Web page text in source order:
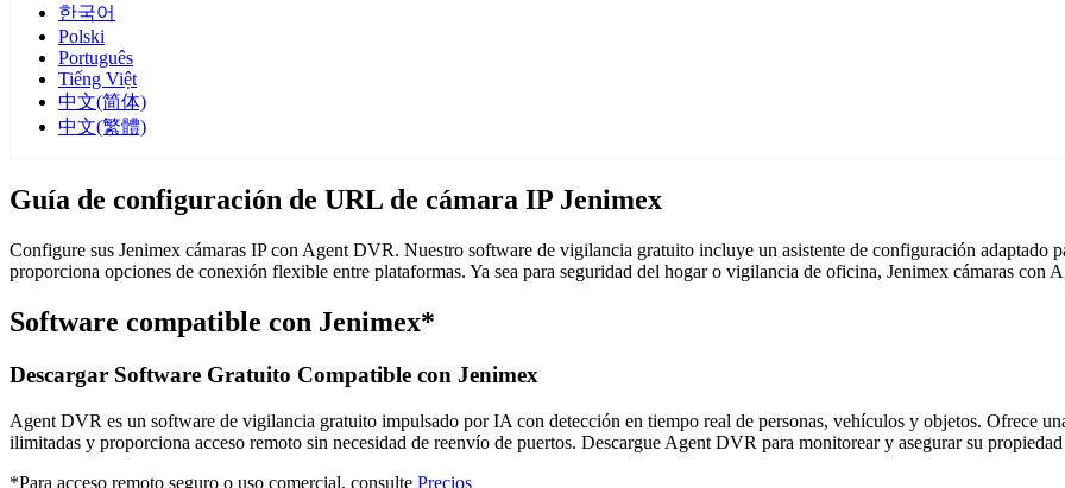
한국어
Polski
Português
Tiếng Việt
中文(简体)
中文(繁體)
Guía de configuración de URL de cámara IP Jenimex
Configure sus Jenimex cámaras IP con Agent DVR. Nuestro software de vigilancia gratuito incluye un asistente de configuración
proporciona opciones de conexión flexible entre plataformas. Ya sea para seguridad del hogar o vigilancia de oficina, Jenimex cámaras
Software compatible con Jenimex*
Descargar Software Gratuito Compatible con Jenimex
Agent DVR es un software de vigilancia gratuito impulsado por IA con detección en tiempo real de personas, vehículos y objetos. Ofrece
ilimitadas y proporciona acceso remoto sin necesidad de reenvío de puertos. Descargue Agent DVR para monitorear y asegurar su
*Para acceso remoto seguro o uso comercial, consulte Precios